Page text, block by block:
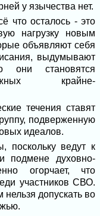
у язычества нет.
что осталось - это
нагрузку новым
объявляют себя
выдумывают
они становятся
крайне-
течения ставят
подверженную
идеалов.
поскольку ведут к
подмене духовно-
огорчает, что
участников СВО.
допускать во